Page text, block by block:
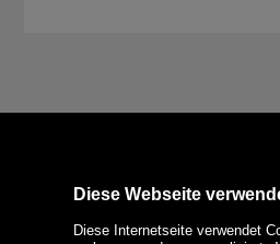
Diese Webseite
Diese Internetseite verwendet